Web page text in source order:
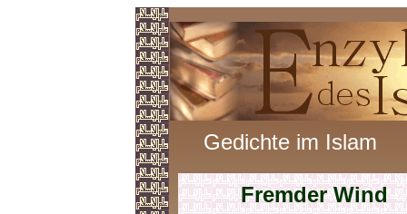
Gedichte im Islam
Fremder Wind